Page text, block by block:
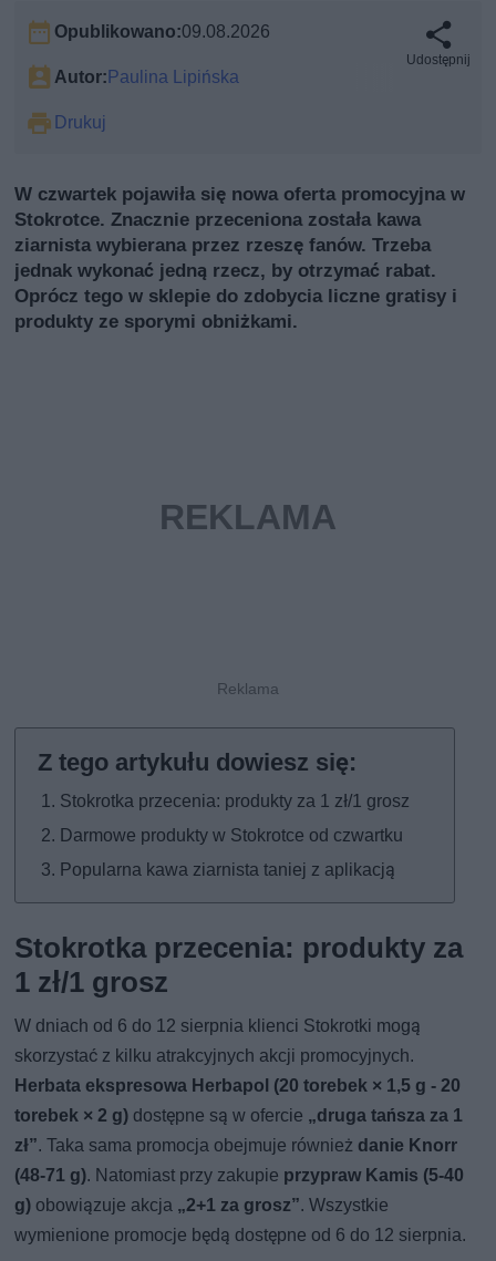
Opublikowano:09.08.2026
Autor: Paulina Lipińska
Drukuj
Udostępnij
W czwartek pojawiła się nowa oferta promocyjna w
Stokrotce. Znacznie przeceniona została kawa
ziarnista wybierana przez rzeszę fanów. Trzeba
jednak wykonać jedną rzecz, by otrzymać rabat.
Oprócz tego w sklepie do zdobycia liczne gratisy i
produkty ze sporymi obniżkami.
Stokrotka przecenia: produkty za 1 zł/1 grosz
Darmowe produkty w Stokrotce od czwartku
Popularna kawa ziarnista taniej z aplikacją
Stokrotka przecenia: produkty za
1 zł/1 grosz
W dniach od 6 do 12 sierpnia klienci Stokrotki mogą
skorzystać z kilku atrakcyjnych akcji promocyjnych.
Herbata ekspresowa Herbapol (20 torebek × 1,5 g - 20
torebek × 2 g) dostępne są w ofercie „druga tańsza za 1
zł”. Taka sama promocja obejmuje również danie Knorr
(48-71 g). Natomiast przy zakupie przypraw Kamis (5-40
g) obowiązuje akcja „2+1 za grosz”. Wszystkie
wymienione promocje będą dostępne od 6 do 12 sierpnia.